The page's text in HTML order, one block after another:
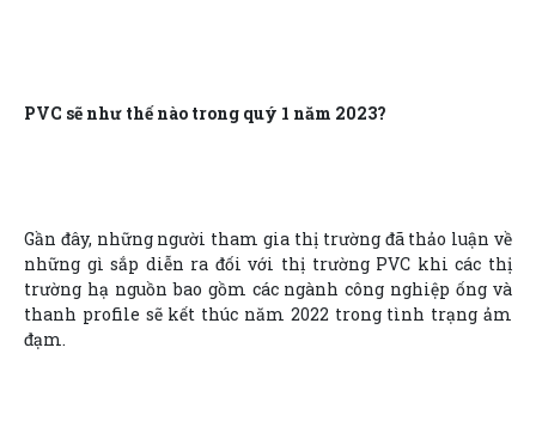
PVC sẽ như thế nào trong quý 1 năm 2023?
Gần đây, những người tham gia thị trường đã thảo luận về
những gì sắp diễn ra đối với thị trường PVC khi các thị
trường hạ nguồn bao gồm các ngành công nghiệp ống và
thanh profile sẽ kết thúc năm 2022 trong tình trạng ảm
đạm.